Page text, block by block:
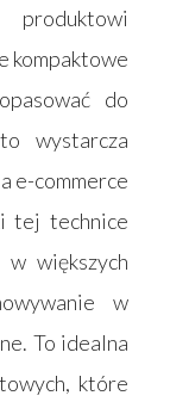
kompaktowe
do
wystarcza
e-commerce
tej technice
większych
w
To idealna
które
główna